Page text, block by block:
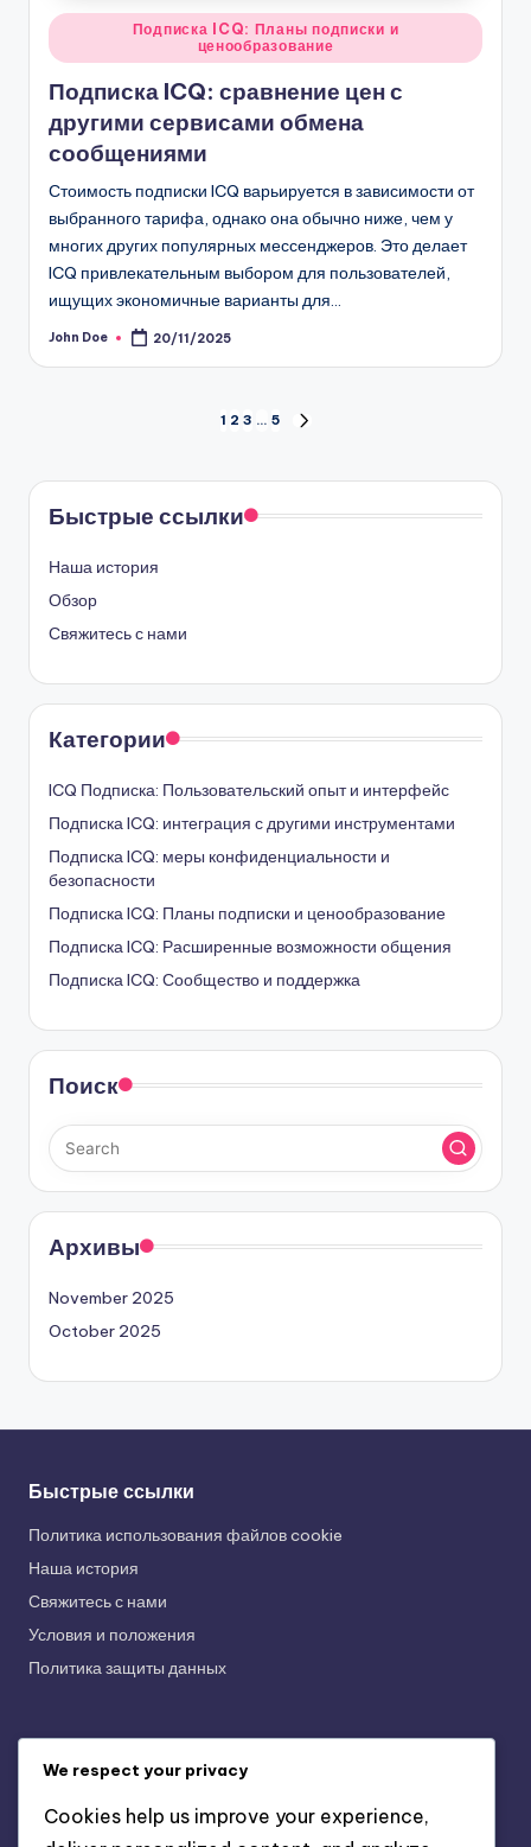
Posted
in
Подписка ICQ: Планы подписки и
ценообразование
Подписка ICQ: сравнение цен с
другими сервисами обмена
сообщениями
Стоимость подписки ICQ варьируется в зависимости от
выбранного тарифа, однако она обычно ниже, чем у
многих других популярных мессенджеров. Это делает
ICQ привлекательным выбором для пользователей,
ищущих экономичные варианты для…
Posted
John Doe 20/11/2025
pagination
1 2 3 … 5
Быстрые ссылки
Наша история
Обзор
Свяжитесь с нами
Категории
ICQ Подписка: Пользовательский опыт и интерфейс
Подписка ICQ: интеграция с другими инструментами
Подписка ICQ: меры конфиденциальности и
безопасности
Подписка ICQ: Планы подписки и ценообразование
Подписка ICQ: Расширенные возможности общения
Подписка ICQ: Сообщество и поддержка
Поиск
Архивы
November 2025
October 2025
Быстрые ссылки
Политика использования файлов cookie
Наша история
Свяжитесь с нами
Условия и положения
Политика защиты данных
группах сообщества
We respect your privacy
Cookies help us improve your experience,